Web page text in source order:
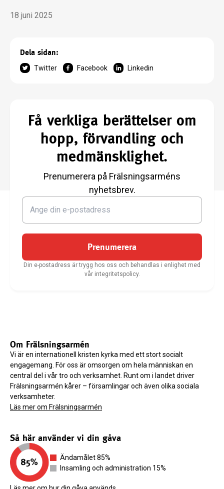
18 juni 2025
Dela sidan:
Twitter Facebook Linkedin
Få verkliga berättelser om
hopp, förvandling och
medmänsklighet.
Prenumerera på Frälsningsarméns
nyhetsbrev.
Prenumerera
Din e-postadress är trygg hos oss och behandlas i enlighet med
vår integritetspolicy.
Om Frälsningsarmén
Vi är en internationell kristen kyrka med ett stort socialt
engagemang. För oss är omsorgen om hela människan en
central del i vår tro och verksamhet. Runt om i landet driver
Frälsningsarmén kårer – församlingar och även olika sociala
verksamheter.
Läs mer om Frälsningsarmén
Så här använder vi din gåva
Ändamålet 85%
Insamling och administration 15%